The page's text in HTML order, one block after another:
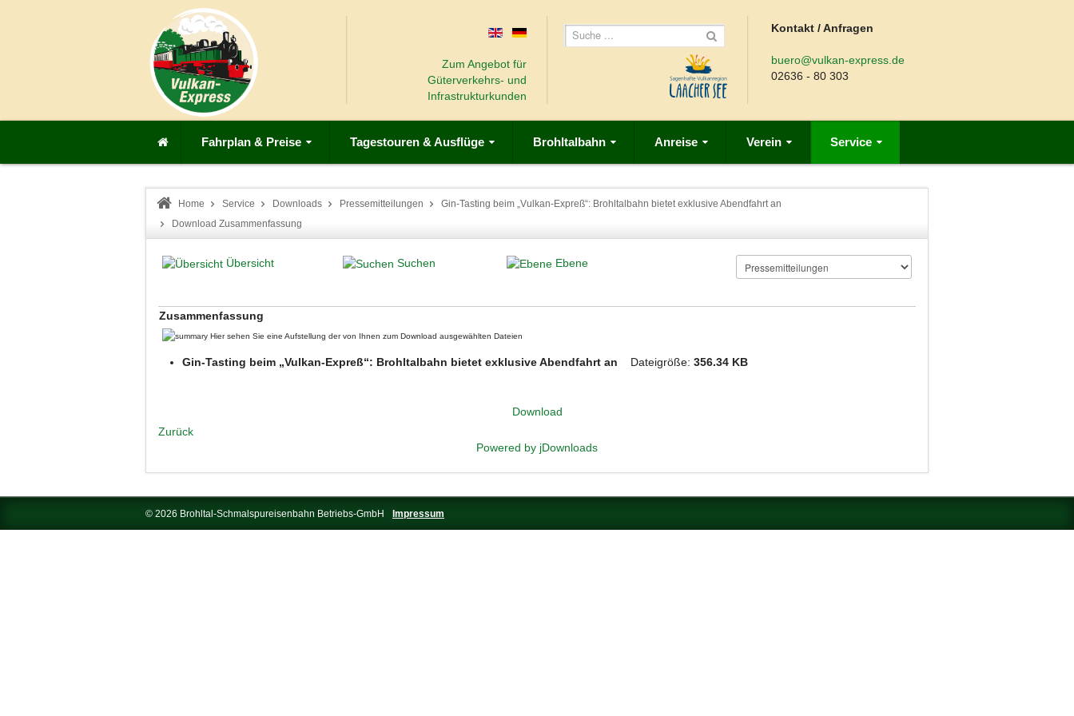
Zum Angebot für
Güterverkehrs- und
Infrastrukturkunden
Kontakt / Anfragen
buero@vulkan-express.de
02636 - 80 303
Fahrplan & Preise Tagestouren & Ausflüge Brohltalbahn Anreise Verein Service
Home Service Downloads Pressemitteilungen
Gin-Tasting beim „Vulkan-Expreß“: Brohltalbahn bietet exklusive Abendfahrt an
Download Zusammenfassung
Übersicht Suchen Ebene
Zusammenfassung
Hier sehen Sie eine Aufstellung der von Ihnen zum Download ausgewählten Dateien
Gin-Tasting beim „Vulkan-Expreß“: Brohltalbahn bietet exklusive Abendfahrt an Dateigröße: 356.34 KB
Download
Zurück
Powered by jDownloads
© 2026 Brohltal-Schmalspureisenbahn Betriebs-GmbH Impressum